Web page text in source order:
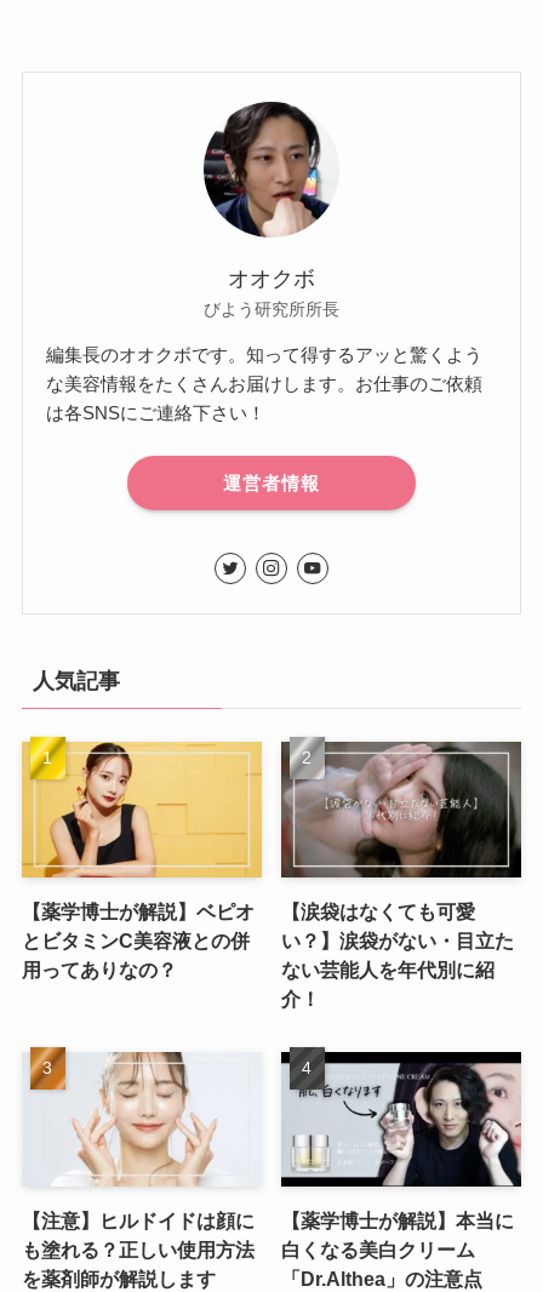
オオクボ
びよう研究所所長
編集長のオオクボです。知って得するアッと驚くよう
な美容情報をたくさんお届けします。お仕事のご依頼
は各SNSにご連絡下さい！
運営者情報
人気記事
【薬学博士が解説】ベピオ
とビタミンC美容液との併
用ってありなの？
【涙袋はなくても可愛
い？】涙袋がない・目立た
ない芸能人を年代別に紹
介！
【注意】ヒルドイドは顔に
も塗れる？正しい使用方法
を薬剤師が解説します
【薬学博士が解説】本当に
白くなる美白クリーム
「Dr.Althea」の注意点